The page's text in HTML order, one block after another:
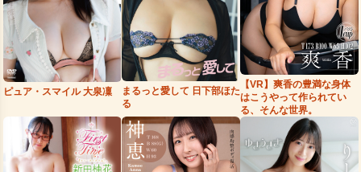
ピュア・スマイル 大泉凜
まるっと愛して 日下部ほた
る
【VR】爽香の豊満な身体
はこうやって作られてい
る、そんな世界。